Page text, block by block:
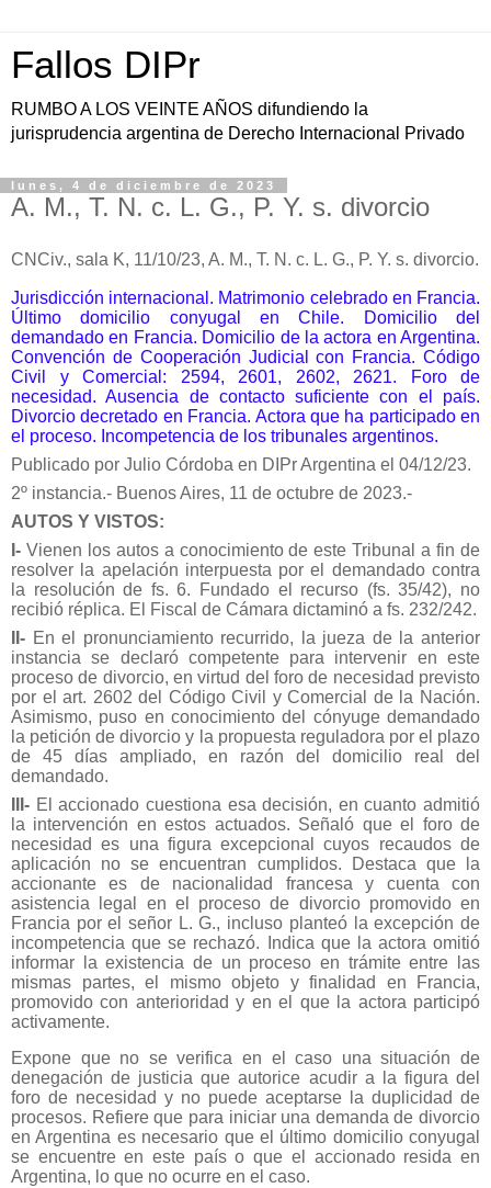
Fallos DIPr
RUMBO A LOS VEINTE AÑOS difundiendo la
jurisprudencia argentina de Derecho Internacional Privado
lunes, 4 de diciembre de 2023
A. M., T. N. c. L. G., P. Y. s. divorcio
CNCiv., sala K, 11/10/23, A. M., T. N. c. L. G., P. Y. s. divorcio.
Jurisdicción internacional. Matrimonio celebrado en Francia.
Último domicilio conyugal en Chile. Domicilio del
demandado en Francia. Domicilio de la actora en Argentina.
Convención de Cooperación Judicial con Francia. Código
Civil y Comercial: 2594, 2601, 2602, 2621. Foro de
necesidad. Ausencia de contacto suficiente con el país.
Divorcio decretado en Francia. Actora que ha participado en
el proceso. Incompetencia de los tribunales argentinos.
Publicado por Julio Córdoba en DIPr Argentina el 04/12/23.
2º instancia.- Buenos Aires, 11 de octubre de 2023.-
AUTOS Y VISTOS:
I- Vienen los autos a conocimiento de este Tribunal a fin de
resolver la apelación interpuesta por el demandado contra
la resolución de fs. 6. Fundado el recurso (fs. 35/42), no
recibió réplica. El Fiscal de Cámara dictaminó a fs. 232/242.
II- En el pronunciamiento recurrido, la jueza de la anterior
instancia se declaró competente para intervenir en este
proceso de divorcio, en virtud del foro de necesidad previsto
por el art. 2602 del Código Civil y Comercial de la Nación.
Asimismo, puso en conocimiento del cónyuge demandado
la petición de divorcio y la propuesta reguladora por el plazo
de 45 días ampliado, en razón del domicilio real del
demandado.
III- El accionado cuestiona esa decisión, en cuanto admitió
la intervención en estos actuados. Señaló que el foro de
necesidad es una figura excepcional cuyos recaudos de
aplicación no se encuentran cumplidos. Destaca que la
accionante es de nacionalidad francesa y cuenta con
asistencia legal en el proceso de divorcio promovido en
Francia por el señor L. G., incluso planteó la excepción de
incompetencia que se rechazó. Indica que la actora omitió
informar la existencia de un proceso en trámite entre las
mismas partes, el mismo objeto y finalidad en Francia,
promovido con anterioridad y en el que la actora participó
activamente.
Expone que no se verifica en el caso una situación de
denegación de justicia que autorice acudir a la figura del
foro de necesidad y no puede aceptarse la duplicidad de
procesos. Refiere que para iniciar una demanda de divorcio
en Argentina es necesario que el último domicilio conyugal
se encuentre en este país o que el accionado resida en
Argentina, lo que no ocurre en el caso.